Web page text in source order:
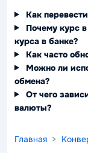
Как
Почему курс
курса в банке?
Как часто
Можно ли
обмена?
От чего
валюты?
Главная >